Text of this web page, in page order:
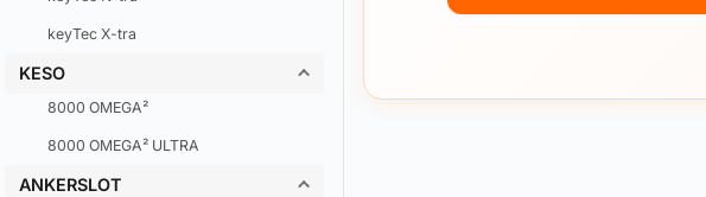
keyTec X-tra
KESO
8000 OMEGA²
8000 OMEGA² ULTRA
ANKERSLOT